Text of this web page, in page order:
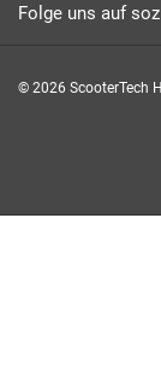
Folge uns auf
© 2026 ScooterTech